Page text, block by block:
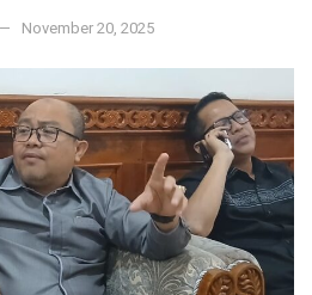
November 20, 2025